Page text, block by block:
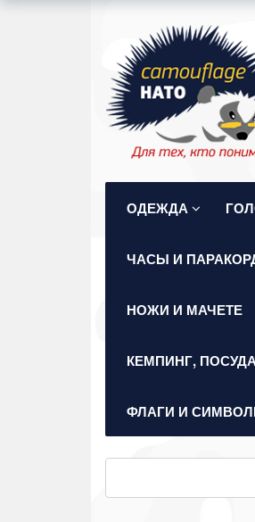
ОДЕЖДА
ЧАСЫ И
НОЖИ И МАЧЕТЕ
КЕМПИНГ,
ФЛАГИ И